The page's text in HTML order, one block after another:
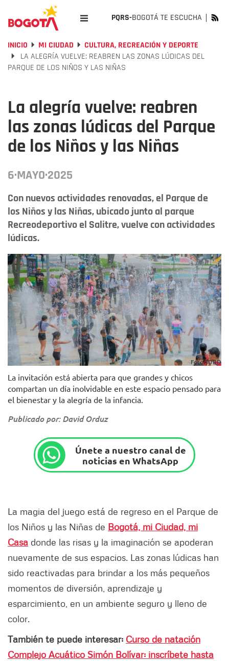
PQRS-BOGOTÁ TE ESCUCHA
INICIO MI CIUDAD
CULTURA, RECREACIÓN Y DEPORTE
LA ALEGRÍA VUELVE: REABREN LAS ZONAS LÚDICAS DEL
PARQUE DE LOS NIÑOS Y LAS NIÑAS
La alegría vuelve: reabren
las zonas lúdicas del Parque
de los Niños y las Niñas
6·MAYO·2025
Con nuevos actividades renovadas, el Parque de
los Niños y las Niñas, ubicado junto al parque
Recreodeportivo el Salitre, vuelve con actividades
lúdicas.
Foto: IDRD
La invitación está abierta para que grandes y chicos
compartan un día inolvidable en este espacio pensado para
el bienestar y la alegría de la infancia.
Publicado por: David Orduz
Únete a nuestro canal de
noticias en WhatsApp
La magia del juego está de regreso en el Parque de
los Niños y las Niñas de Bogotá, mi Ciudad, mi
Casa donde las risas y la imaginación se apoderan
nuevamente de sus espacios. Las zonas lúdicas han
sido reactivadas para brindar a los más pequeños
momentos de diversión, aprendizaje y
esparcimiento, en un ambiente seguro y lleno de
color.
También te puede interesar: Curso de natación
Complejo Acuático Simón Bolívar: inscríbete hasta